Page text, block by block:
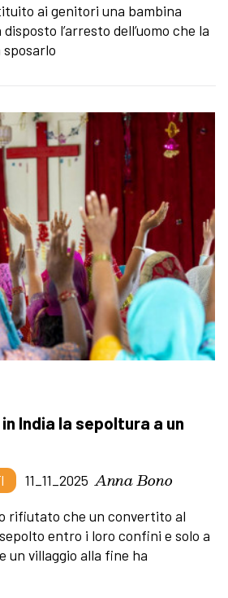
ai genitori una bambina
l’arresto dell’uomo che la
India la sepoltura a un
11_11_2025 Anna Bono
rifiutato che un convertito al
entro i loro confini e solo a
un villaggio alla fine ha